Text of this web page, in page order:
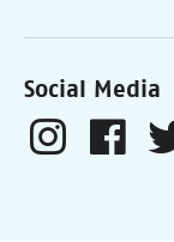
Social Media